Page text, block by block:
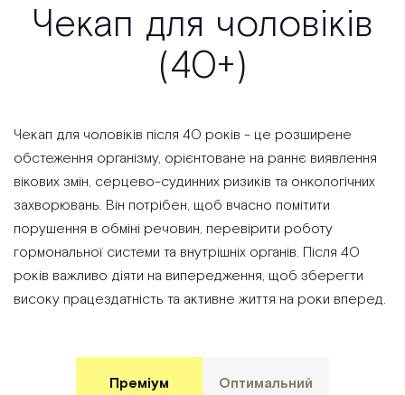
Чекап для чоловіків
(40+)
Чекап для чоловіків після 40 років - це розширене
обстеження організму, орієнтоване на раннє виявлення
вікових змін, серцево-судинних ризиків та онкологічних
захворювань. Він потрібен, щоб вчасно помітити
порушення в обміні речовин, перевірити роботу
гормональної системи та внутрішніх органів. Після 40
років важливо діяти на випередження, щоб зберегти
високу працездатність та активне життя на роки вперед.
Преміум Оптимальний